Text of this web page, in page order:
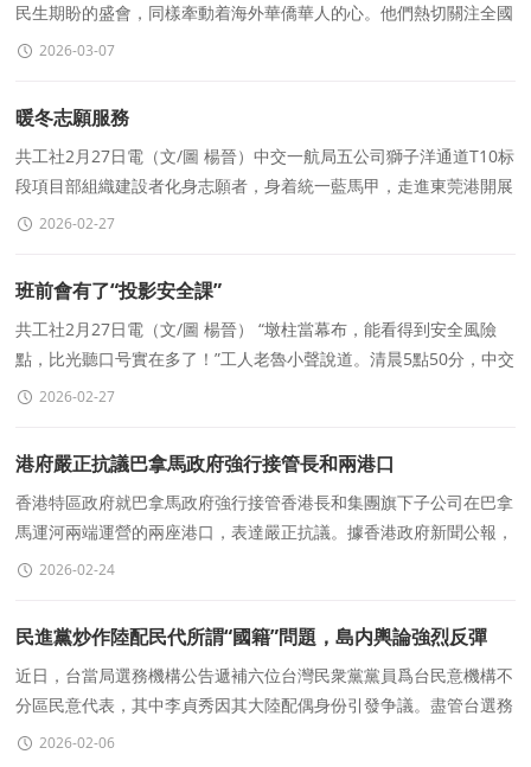
民生期盼的盛會，同樣牽動着海外華僑華人的心。他們熱切關注全國
兩會在經濟、科技、文化、對外開放
2026-03-07
暖冬志願服務
共工社2月27日電（文/圖 楊晉）中交一航局五公司獅子洋通道T10标
段項目部組織建設者化身志願者，身着統一藍馬甲，走進東莞港開展
暖心志願服務，以實際行動傳遞央企溫度，展現建設者風采
2026-02-27
班前會有了“投影安全課”
共工社2月27日電（文/圖 楊晉） “墩柱當幕布，能看得到安全風險
點，比光聽口号實在多了！”工人老魯小聲說道。清晨5點50分，中交
一航局五公司獅子洋通道T10标段施工現場，一束
2026-02-27
港府嚴正抗議巴拿馬政府強行接管長和兩港口
香港特區政府就巴拿馬政府強行接管香港長和集團旗下子公司在巴拿
馬運河兩端運營的兩座港口，表達嚴正抗議。據香港政府新聞公報，
香港特區政府對巴拿馬政府星期一（2月23日）強行接
2026-02-24
民進黨炒作陸配民代所謂“國籍”問題，島内輿論強烈反彈
近日，台當局選務機構公告遞補六位台灣民衆黨黨員爲台民意機構不
分區民意代表，其中李貞秀因其大陸配偶身份引發争議。盡管台選務
機構已頒發當選證書、李貞秀已依規完成宣誓就職
2026-02-06